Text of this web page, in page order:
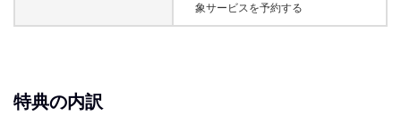
象サービスを予約する
特典の内訳